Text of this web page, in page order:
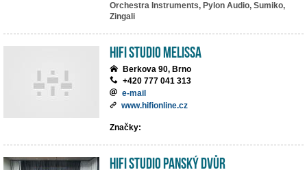
Orchestra Instruments, Pylon Audio, Sumiko,
Zingali
Hifi studio MeLiSSA
Berkova 90, Brno
+420 777 041 313
e-mail
www.hifionline.cz
Značky:
Hifi Studio Panský Dvůr